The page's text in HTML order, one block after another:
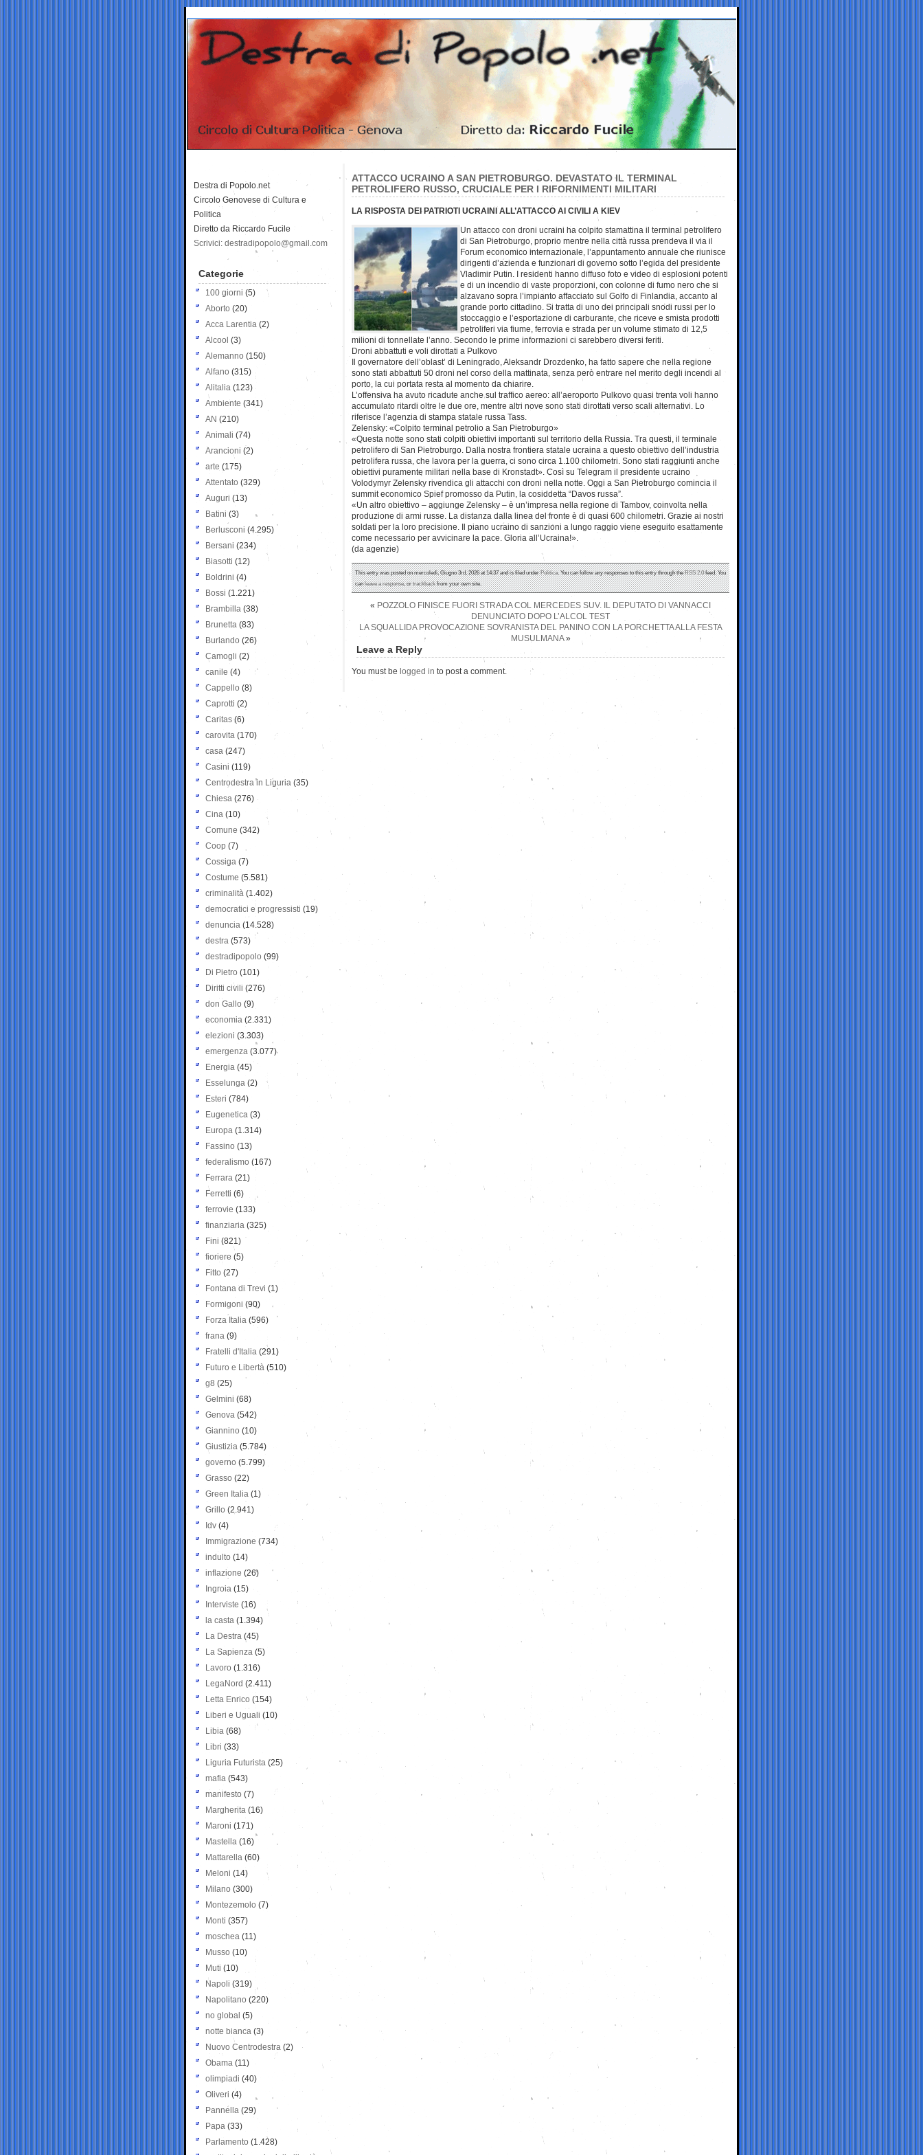
ATTACCO UCRAINO A SAN PIETROBURGO. DEVASTATO IL TERMINAL
PETROLIFERO RUSSO, CRUCIALE PER I RIFORNIMENTI MILITARI
LA RISPOSTA DEI PATRIOTI UCRAINI ALL’ATTACCO AI CIVILI A KIEV
Un attacco con droni ucraini ha colpito stamattina il terminal petrolifero
di San Pietroburgo, proprio mentre nella città russa prendeva il via il
Forum economico internazionale, l’appuntamento annuale che riunisce
dirigenti d’azienda e funzionari di governo sotto l’egida del presidente
Vladimir Putin. I residenti hanno diffuso foto e video di esplosioni potenti
e di un incendio di vaste proporzioni, con colonne di fumo nero che si
alzavano sopra l’impianto affacciato sul Golfo di Finlandia, accanto al
grande porto cittadino. Si tratta di uno dei principali snodi russi per lo
stoccaggio e l’esportazione di carburante, che riceve e smista prodotti
petroliferi via fiume, ferrovia e strada per un volume stimato di 12,5
milioni di tonnellate l’anno. Secondo le prime informazioni ci sarebbero diversi feriti.
Droni abbattuti e voli dirottati a Pulkovo
Il governatore dell’oblast’ di Leningrado, Aleksandr Drozdenko, ha fatto sapere che nella regione
sono stati abbattuti 50 droni nel corso della mattinata, senza però entrare nel merito degli incendi al
porto, la cui portata resta al momento da chiarire.
L’offensiva ha avuto ricadute anche sul traffico aereo: all’aeroporto Pulkovo quasi trenta voli hanno
accumulato ritardi oltre le due ore, mentre altri nove sono stati dirottati verso scali alternativi. Lo
riferisce l’agenzia di stampa statale russa Tass.
Zelensky: «Colpito terminal petrolio a San Pietroburgo»
«Questa notte sono stati colpiti obiettivi importanti sul territorio della Russia. Tra questi, il terminale
petrolifero di San Pietroburgo. Dalla nostra frontiera statale ucraina a questo obiettivo dell’industria
petrolifera russa, che lavora per la guerra, ci sono circa 1.100 chilometri. Sono stati raggiunti anche
obiettivi puramente militari nella base di Kronstadt». Così su Telegram il presidente ucraino
Volodymyr Zelensky rivendica gli attacchi con droni nella notte. Oggi a San Pietroburgo comincia il
summit economico Spief promosso da Putin, la cosiddetta “Davos russa”.
«Un altro obiettivo – aggiunge Zelensky – è un’impresa nella regione di Tambov, coinvolta nella
produzione di armi russe. La distanza dalla linea del fronte è di quasi 600 chilometri. Grazie ai nostri
soldati per la loro precisione. Il piano ucraino di sanzioni a lungo raggio viene eseguito esattamente
come necessario per avvicinare la pace. Gloria all’Ucraina!».
(da agenzie)
This entry was posted on mercoledì, Giugno 3rd, 2026 at 14:37 and is filed underPolitica. You can follow any responses to this entry through theRSS 2.0feed. You
canleave a response, ortrackbackfrom your own site.
« POZZOLO FINISCE FUORI STRADA COL MERCEDES SUV. IL DEPUTATO DI VANNACCI
DENUNCIATO DOPO L’ALCOL TEST
LA SQUALLIDA PROVOCAZIONE SOVRANISTA DEL PANINO CON LA PORCHETTA ALLA FESTA
MUSULMANA»
Leave a Reply
You must be logged in to post a comment.
Destra di Popolo.net
Circolo Genovese di Cultura e
Politica
Diretto da Riccardo Fucile
Scrivici: destradipopolo@gmail.com
Categorie
100 giorni (5)
Aborto (20)
Acca Larentia (2)
Alcool (3)
Alemanno (150)
Alfano (315)
Alitalia (123)
Ambiente (341)
AN (210)
Animali (74)
Arancioni (2)
arte (175)
Attentato (329)
Auguri (13)
Batini (3)
Berlusconi (4.295)
Bersani (234)
Biasotti (12)
Boldrini (4)
Bossi (1.221)
Brambilla (38)
Brunetta (83)
Burlando (26)
Camogli (2)
canile (4)
Cappello (8)
Caprotti (2)
Caritas (6)
carovita (170)
casa (247)
Casini (119)
Centrodestra in Liguria (35)
Chiesa (276)
Cina (10)
Comune (342)
Coop (7)
Cossiga (7)
Costume (5.581)
criminalità (1.402)
democratici e progressisti (19)
denuncia (14.528)
destra (573)
destradipopolo (99)
Di Pietro (101)
Diritti civili (276)
don Gallo (9)
economia (2.331)
elezioni (3.303)
emergenza (3.077)
Energia (45)
Esselunga (2)
Esteri (784)
Eugenetica (3)
Europa (1.314)
Fassino (13)
federalismo (167)
Ferrara (21)
Ferretti (6)
ferrovie (133)
finanziaria (325)
Fini (821)
fioriere (5)
Fitto (27)
Fontana di Trevi (1)
Formigoni (90)
Forza Italia (596)
frana (9)
Fratelli d'Italia (291)
Futuro e Libertà (510)
g8 (25)
Gelmini (68)
Genova (542)
Giannino (10)
Giustizia (5.784)
governo (5.799)
Grasso (22)
Green Italia (1)
Grillo (2.941)
Idv (4)
Immigrazione (734)
indulto (14)
inflazione (26)
Ingroia (15)
Interviste (16)
la casta (1.394)
La Destra (45)
La Sapienza (5)
Lavoro (1.316)
LegaNord (2.411)
Letta Enrico (154)
Liberi e Uguali (10)
Libia (68)
Libri (33)
Liguria Futurista (25)
mafia (543)
manifesto (7)
Margherita (16)
Maroni (171)
Mastella (16)
Mattarella (60)
Meloni (14)
Milano (300)
Montezemolo (7)
Monti (357)
moschea (11)
Musso (10)
Muti (10)
Napoli (319)
Napolitano (220)
no global (5)
notte bianca (3)
Nuovo Centrodestra (2)
Obama (11)
olimpiadi (40)
Oliveri (4)
Pannella (29)
Papa (33)
Parlamento (1.428)